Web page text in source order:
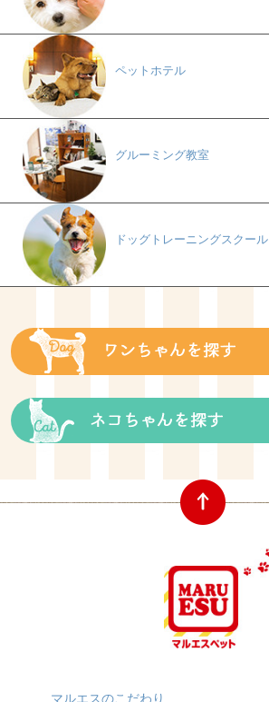
ペットホテル
グルーミング教室
ドッグトレーニングスクール
マルエスのこだわり